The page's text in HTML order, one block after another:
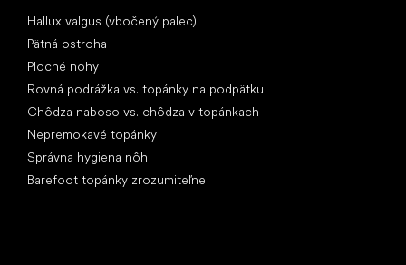
Hallux valgus (vbočený palec)
Pätná ostroha
Ploché nohy
Rovná podrážka vs. topánky na podpätku
Chôdza naboso vs. chôdza v topánkach
Nepremokavé topánky
Správna hygiena nôh
Barefoot topánky zrozumiteľne